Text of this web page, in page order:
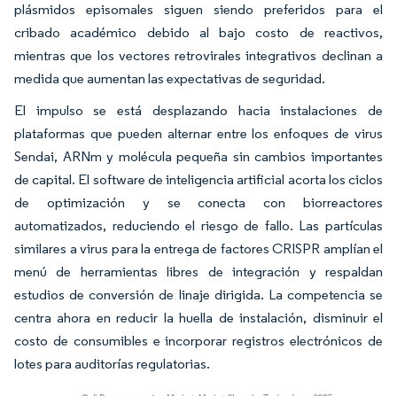
plásmidos episomales siguen siendo preferidos para el
cribado académico debido al bajo costo de reactivos,
mientras que los vectores retrovirales integrativos declinan a
medida que aumentan las expectativas de seguridad.
El impulso se está desplazando hacia instalaciones de
plataformas que pueden alternar entre los enfoques de virus
Sendai, ARNm y molécula pequeña sin cambios importantes
de capital. El software de inteligencia artificial acorta los ciclos
de optimización y se conecta con biorreactores
automatizados, reduciendo el riesgo de fallo. Las partículas
similares a virus para la entrega de factores CRISPR amplían el
menú de herramientas libres de integración y respaldan
estudios de conversión de linaje dirigida. La competencia se
centra ahora en reducir la huella de instalación, disminuir el
costo de consumibles e incorporar registros electrónicos de
lotes para auditorías regulatorias.